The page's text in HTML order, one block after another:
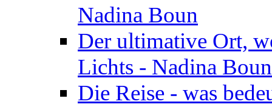
Nadina Boun
Der ultimative Ort,
Lichts - Nadina Boun
Die Reise - was